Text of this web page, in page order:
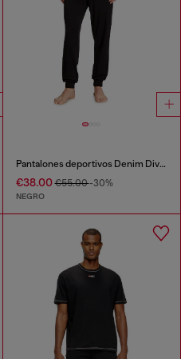
Pantalones deportivos Denim Division
€38.00€55.00-30%
NEGRO